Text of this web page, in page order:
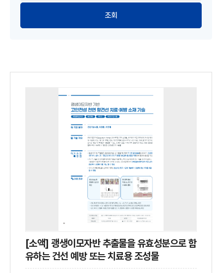
[소액] 괭생이모자반 추출물을 유효성분으로 함
유하는 건선 예방 또는 치료용 조성물